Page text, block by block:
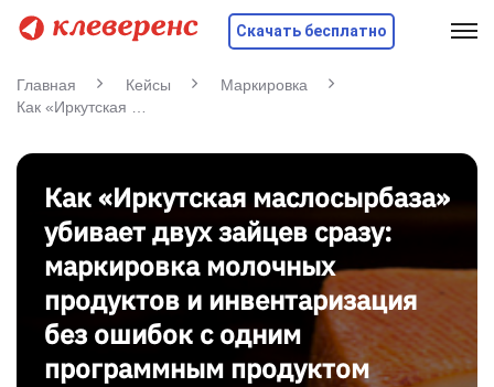
Скачать бесплатно
Главная Кейсы
Маркировка
Как «Иркутская маслосырбаза»
убивает двух зайцев сразу:
маркировка молочных
продуктов и инвентаризация
без ошибок с одним
программным продуктом